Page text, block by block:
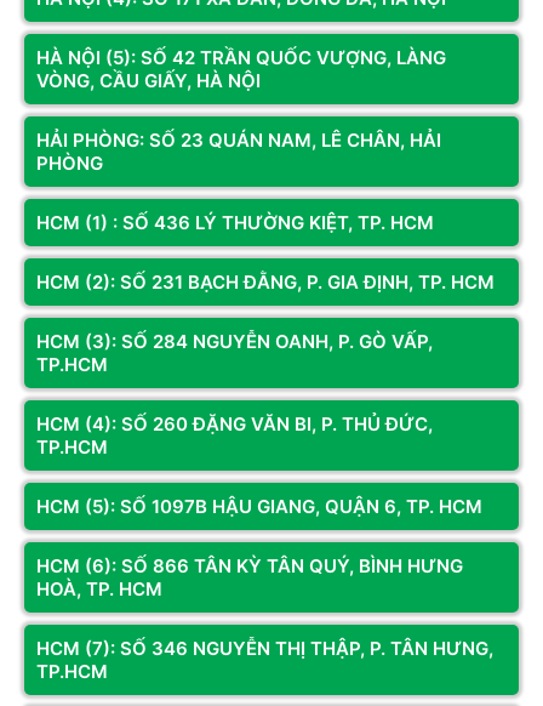
Mainboard được thiết kế trong các máy trạm và máy chủ với
chức năng hỗ trợ nhiều CPU, RAM ECC cùng các tính năng
khác dành riêng cho doanh nghiệp.
Có 5 loại Mainboard phổ biến hiện nay
Các thương hiệu Mainboard nổi
tiếng hiện nay
Dưới đây là các thương hiệu Mainboard nổi tiếng được đông đảo
khách hàng đánh giá cao, lựa chọn mà bạn đọc có thể tham khảo
qua:
Asus: Nổi tiếng với sự bền bỉ, thiết kế sáng tạo và có đa dạng
HÀ NỘI (5): SỐ 42 TRẦN QUỐC VƯỢNG, LÀNG
VÒNG, CẦU GIẤY, HÀ NỘI
HẢI PHÒNG: SỐ 23 QUÁN NAM, LÊ CHÂN, HẢI
PHÒNG
HCM (1) : SỐ 436 LÝ THƯỜNG KIỆT, TP. HCM
HCM (2): SỐ 231 BẠCH ĐẰNG, P. GIA ĐỊNH, TP. HCM
HCM (3): SỐ 284 NGUYỄN OANH, P. GÒ VẤP,
TP.HCM
HCM (4): SỐ 260 ĐẶNG VĂN BI, P. THỦ ĐỨC,
TP.HCM
HCM (5): SỐ 1097B HẬU GIANG, QUẬN 6, TP. HCM
HCM (6): SỐ 866 TÂN KỲ TÂN QUÝ, BÌNH HƯNG
HOÀ, TP. HCM
HCM (7): SỐ 346 NGUYỄN THỊ THẬP, P. TÂN HƯNG,
TP.HCM